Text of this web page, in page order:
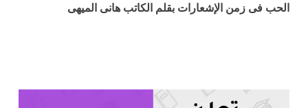
الحب فى زمن الإشعارات بقلم الكاتب هانى الميهى